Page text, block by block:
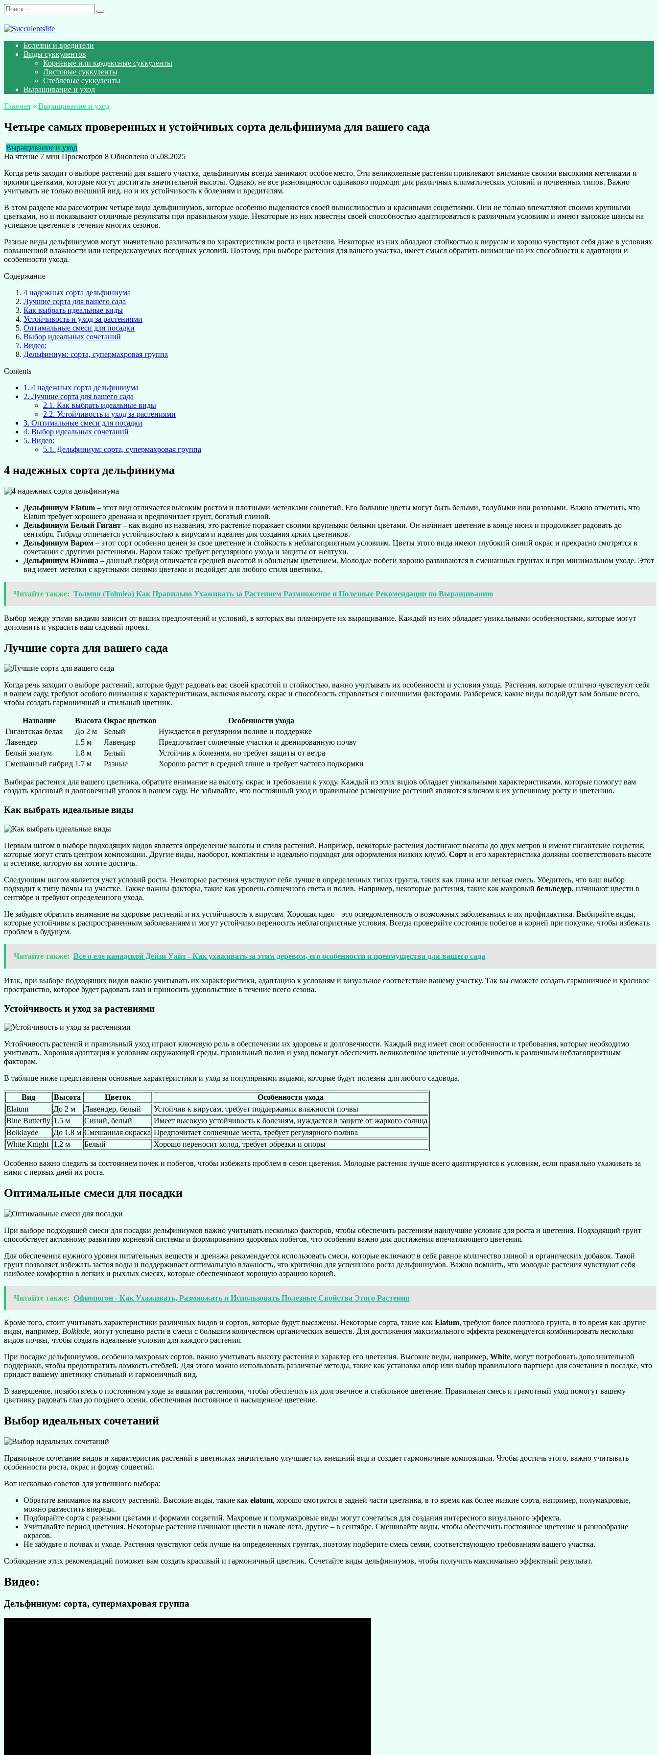
Перейти
к
содержанию
Search
for:
Болезни и вредители
Виды суккулентов
Корневые или каудексные суккуленты
Листовые суккуленты
Стеблевые суккуленты
Выращивание и уход
Главная » Выращивание и уход
Четыре самых проверенных и устойчивых сорта дельфиниума для вашего сада
Выращивание и уход
На чтение 7 мин Просмотров 8 Обновлено 05.08.2025
Когда речь заходит о выборе растений для вашего участка, дельфиниумы всегда занимают особое место. Эти великолепные растения привлекают внимание своими высокими метелками и
яркими цветками, которые могут достигать значительной высоты. Однако, не все разновидности одинаково подходят для различных климатических условий и почвенных типов. Важно
учитывать не только внешний вид, но и их устойчивость к болезням и вредителям.
В этом разделе мы рассмотрим четыре вида дельфиниумов, которые особенно выделяются своей выносливостью и красивыми соцветиями. Они не только впечатляют своими крупными
цветками, но и показывают отличные результаты при правильном уходе. Некоторые из них известны своей способностью адаптироваться к различным условиям и имеют высокие шансы на
успешное цветение в течение многих сезонов.
Разные виды дельфиниумов могут значительно различаться по характеристикам роста и цветения. Некоторые из них обладают стойкостью к вирусам и хорошо чувствуют себя даже в условиях
повышенной влажности или непредсказуемых погодных условий. Поэтому, при выборе растения для вашего участка, имеет смысл обратить внимание на их способности к адаптации и
особенности ухода.
Содержание
4 надежных сорта дельфиниума
Лучшие сорта для вашего сада
Как выбрать идеальные виды
Устойчивость и уход за растениями
Оптимальные смеси для посадки
Выбор идеальных сочетаний
Видео:
Дельфиниум: сорта, супермахровая группа
Contents
1. 4 надежных сорта дельфиниума
2. Лучшие сорта для вашего сада
2.1. Как выбрать идеальные виды
2.2. Устойчивость и уход за растениями
3. Оптимальные смеси для посадки
4. Выбор идеальных сочетаний
5. Видео:
5.1. Дельфиниум: сорта, супермахровая группа
4 надежных сорта дельфиниума
Дельфиниум Elatum – этот вид отличается высоким ростом и плотными метелками соцветий. Его большие цветы могут быть белыми, голубыми или розовыми. Важно отметить, что
Elatum требует хорошего дренажа и предпочитает грунт, богатый глиной.
Дельфиниум Белый Гигант – как видно из названия, это растение поражает своими крупными белыми цветами. Он начинает цветение в конце июня и продолжает радовать до
сентября. Гибрид отличается устойчивостью к вирусам и идеален для создания ярких цветников.
Дельфиниум Варом – этот сорт особенно ценен за свое цветение и стойкость к неблагоприятным условиям. Цветы этого вида имеют глубокий синий окрас и прекрасно смотрятся в
сочетании с другими растениями. Варом также требует регулярного ухода и защиты от желтухи.
Дельфиниум Юноша – данный гибрид отличается средней высотой и обильным цветением. Молодые побеги хорошо развиваются в смешанных грунтах и при минимальном уходе. Этот
вид имеет метелки с крупными синими цветами и подойдет для любого стиля цветника.
Читайте также: Толмия (Tolmiea) Как Правильно Ухаживать за Растением Размножение и Полезные Рекомендации по Выращиванию
Выбор между этими видами зависит от ваших предпочтений и условий, в которых вы планируете их выращивание. Каждый из них обладает уникальными особенностями, которые могут
дополнить и украсить ваш садовый проект.
Лучшие сорта для вашего сада
Когда речь заходит о выборе растений, которые будут радовать вас своей красотой и стойкостью, важно учитывать их особенности и условия ухода. Растения, которые отлично чувствуют себя
в вашем саду, требуют особого внимания к характеристикам, включая высоту, окрас и способность справляться с внешними факторами. Разберемся, какие виды подойдут вам больше всего,
чтобы создать гармоничный и стильный цветник.
Название Высота Окрас цветков
Особенности ухода
Гигантская белая
До 2 м Белый
Нуждается в регулярном поливе и поддержке
Лавендер
1.5 м Лавендер
Предпочитает солнечные участки и дренированную почву
Белый элатум
1.8 м Белый
Устойчив к болезням, но требует защиты от ветра
Смешанный гибрид 1.7 м Разные Хорошо растет в средней глине и требует частого подкормки
Выбирая растения для вашего цветника, обратите внимание на высоту, окрас и требования к уходу. Каждый из этих видов обладает уникальными характеристиками, которые помогут вам
создать красивый и долговечный уголок в вашем саду. Не забывайте, что постоянный уход и правильное размещение растений являются ключом к их успешному росту и цветению.
Как выбрать идеальные виды
Первым шагом в выборе подходящих видов является определение высоты и стиля растений. Например, некоторые растения достигают высоты до двух метров и имеют гигантские соцветия,
которые могут стать центром композиции. Другие виды, наоборот, компактны и идеально подходят для оформления низких клумб. Сорт и его характеристика должны соответствовать высоте
и эстетике, которую вы хотите достичь.
Следующим шагом является учет условий роста. Некоторые растения чувствуют себя лучше в определенных типах грунта, таких как глина или легкая смесь. Убедитесь, что ваш выбор
подходит к типу почвы на участке. Также важны факторы, такие как уровень солнечного света и полив. Например, некоторые растения, такие как махровый бельведер, начинают цвести в
сентябре и требуют определенного ухода.
Не забудьте обратить внимание на здоровье растений и их устойчивость к вирусам. Хорошая идея – это осведомленность о возможных заболеваниях и их профилактика. Выбирайте виды,
которые устойчивы к распространенным заболеваниям и могут устойчиво переносить неблагоприятные условия. Всегда проверяйте состояние побегов и корней при покупке, чтобы избежать
проблем в будущем.
Читайте также: Все о еле канадской Дейзи Уайт - Как ухаживать за этим деревом, его особенности и преимущества для вашего сада
Итак, при выборе подходящих видов важно учитывать их характеристики, адаптацию к условиям и визуальное соответствие вашему участку. Так вы сможете создать гармоничное и красивое
пространство, которое будет радовать глаз и приносить удовольствие в течение всего сезона.
Устойчивость и уход за растениями
Устойчивость растений и правильный уход играют ключевую роль в обеспечении их здоровья и долговечности. Каждый вид имеет свои особенности и требования, которые необходимо
учитывать. Хорошая адаптация к условиям окружающей среды, правильный полив и уход помогут обеспечить великолепное цветение и устойчивость к различным неблагоприятным
факторам.
В таблице ниже представлены основные характеристики и уход за популярными видами, которые будут полезны для любого садовода.
Вид Высота Цветок
Особенности ухода
Elatum
До 2 м Лавендер, белый
Устойчив к вирусам, требует поддержания влажности почвы
Blue Butterfly 1.5 м Синий, белый
Имеет высокую устойчивость к болезням, нуждается в защите от жаркого солнца
Bolklayde
До 1.8 м Смешанная окраска Предпочитает солнечные места, требует регулярного полива
White Knight
1.2 м Белый Хорошо переносит холод, требует обрезки и опоры
Особенно важно следить за состоянием почек и побегов, чтобы избежать проблем в сезон цветения. Молодые растения лучше всего адаптируются к условиям, если правильно ухаживать за
ними с первых дней их роста.
Оптимальные смеси для посадки
При выборе подходящей смеси для посадки дельфиниумов важно учитывать несколько факторов, чтобы обеспечить растениям наилучшие условия для роста и цветения. Подходящий грунт
способствует активному развитию корневой системы и формированию здоровых побегов, что особенно важно для достижения впечатляющего цветения.
Для обеспечения нужного уровня питательных веществ и дренажа рекомендуется использовать смеси, которые включают в себя равное количество глиной и органических добавок. Такой
грунт позволяет избежать застоя воды и поддерживает оптимальную влажность, что критично для успешного роста дельфиниумов. Важно помнить, что молодые растения чувствуют себя
наиболее комфортно в легких и рыхлых смесях, которые обеспечивают хорошую аэрацию корней.
Читайте также: Офиопогон - Как Ухаживать, Размножать и Использовать Полезные Свойства Этого Растения
Кроме того, стоит учитывать характеристики различных видов и сортов, которые будут высажены. Некоторые сорта, такие как Elatum, требуют более плотного грунта, в то время как другие
виды, например, Bolklade, могут успешно расти в смеси с большим количеством органических веществ. Для достижения максимального эффекта рекомендуется комбинировать несколько
видов почвы, чтобы создать идеальные условия для каждого растения.
При посадке дельфиниумов, особенно махровых сортов, важно учитывать высоту растения и характер его цветения. Высокие виды, например, White, могут потребовать дополнительной
поддержки, чтобы предотвратить ломкость стеблей. Для этого можно использовать различные методы, такие как установка опор или выбор правильного партнера для сочетания в посадке, что
придаст вашему цветнику стильный и гармоничный вид.
В завершение, позаботьтесь о постоянном уходе за вашими растениями, чтобы обеспечить их долговечное и стабильное цветение. Правильная смесь и грамотный уход помогут вашему
цветнику радовать глаз до позднего осени, обеспечивая постоянное и насыщенное цветение.
Выбор идеальных сочетаний
Правильное сочетание видов и характеристик растений в цветниках значительно улучшает их внешний вид и создает гармоничные композиции. Чтобы достичь этого, важно учитывать
особенности роста, окрас и форму соцветий.
Вот несколько советов для успешного выбора:
Обратите внимание на высоту растений. Высокие виды, такие как elatum, хорошо смотрятся в задней части цветника, в то время как более низкие сорта, например, полумахровые,
можно разместить впереди.
Подбирайте сорта с разными цветами и формами соцветий. Махровые и полумахровые виды могут сочетаться для создания интересного визуального эффекта.
Учитывайте период цветения. Некоторые растения начинают цвести в начале лета, другие – в сентябре. Смешивайте виды, чтобы обеспечить постоянное цветение и разнообразие
окрасов.
Не забудьте о почвах и уходе. Растения чувствуют себя лучше на определенных грунтах, поэтому подберите смесь семян, соответствующую требованиям вашего участка.
Соблюдение этих рекомендаций поможет вам создать красивый и гармоничный цветник. Сочетайте виды дельфиниумов, чтобы получить максимально эффектный результат.
Видео:
Дельфиниум: сорта, супермахровая группа